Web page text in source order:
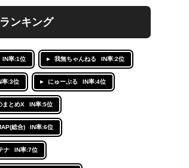
ンキング
IN率:1位 我無ちゃんねる IN率:2位
率:3位 にゅーぷる IN率:4位
まとめX IN率:5位
総合) IN率:6位
ナ IN率:7位